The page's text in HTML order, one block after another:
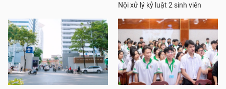
Nội xử lý kỷ luật 2 sinh viên